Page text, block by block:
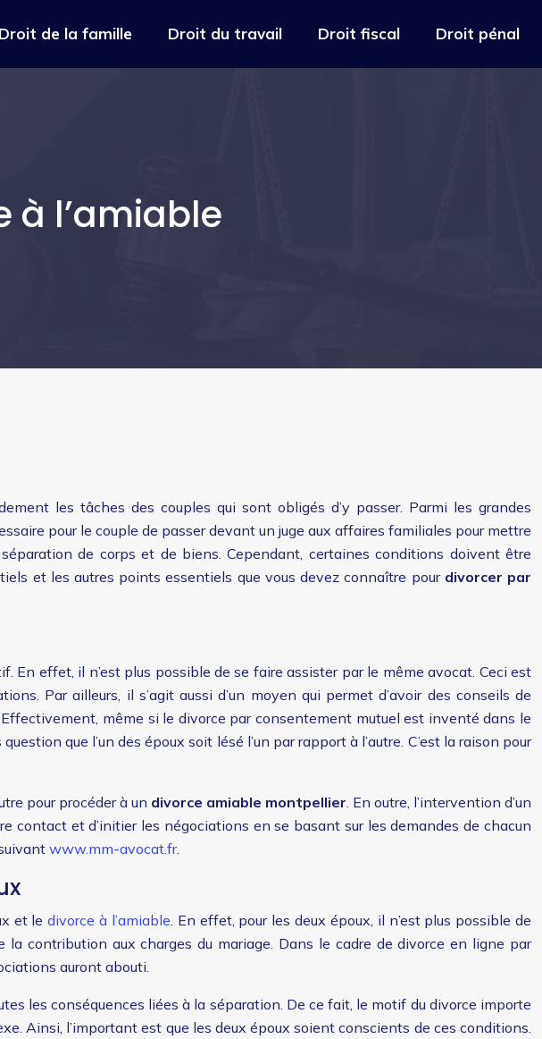
Droit de la famille Droit du travail Droit fiscal Droit pénal
à l’amiable
les tâches des couples qui sont obligés d’y passer. Parmi les grandes
pour le couple de passer devant un juge aux affaires familiales pour mettre
de corps et de biens. Cependant, certaines conditions doivent être
et les autres points essentiels que vous devez connaître pour divorcer par
effet, il n’est plus possible de se faire assister par le même avocat. Ceci est
Par ailleurs, il s’agit aussi d’un moyen qui permet d’avoir des conseils de
même si le divorce par consentement mutuel est inventé dans le
que l’un des époux soit lésé l’un par rapport à l’autre. C’est la raison pour
pour procéder à un divorce amiable montpellier. En outre, l’intervention d’un
et d’initier les négociations en se basant sur les demandes de chacun
www.mm-avocat.fr.
et ledivorce à l’amiable. En effet, pour les deux époux, il n’est plus possible de
contribution aux charges du mariage. Dans le cadre de divorce en ligne par
auront abouti.
les conséquences liées à la séparation. De ce fait, le motif du divorce importe
Ainsi, l’important est que les deux époux soient conscients de ces conditions.